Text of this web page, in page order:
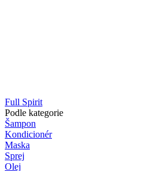
Full Spirit
Podle kategorie
Šampon
Kondicionér
Maska
Sprej
Olej